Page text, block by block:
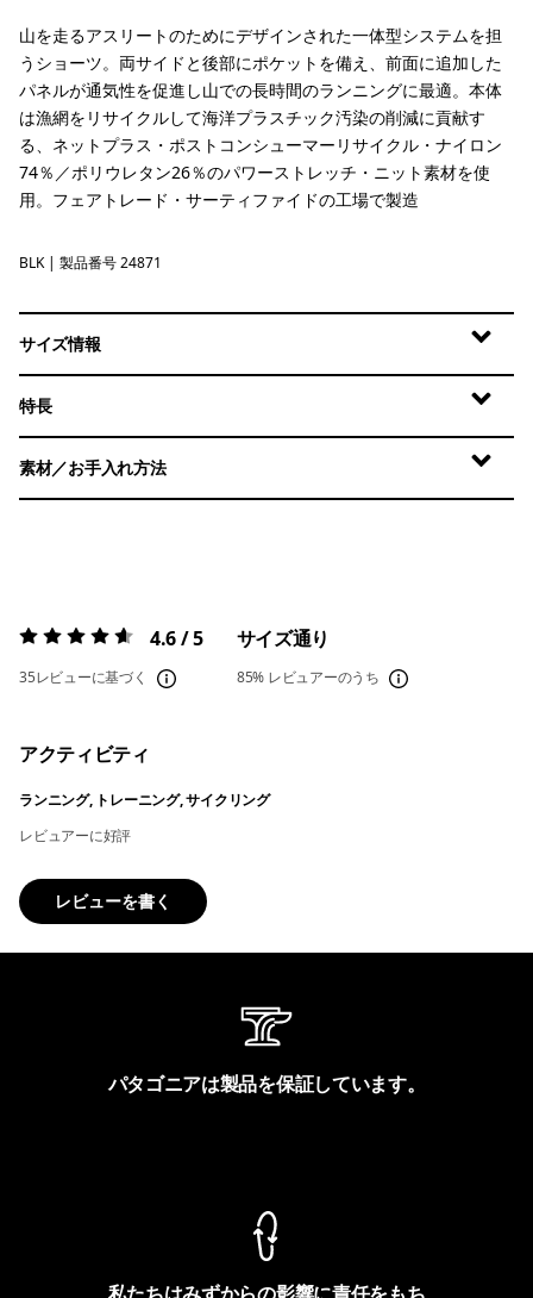
山を走るアスリートのためにデザインされた一体型システムを担
うショーツ。両サイドと後部にポケットを備え、前面に追加した
パネルが通気性を促進し山での長時間のランニングに最適。本体
は漁網をリサイクルして海洋プラスチック汚染の削減に貢献す
る、ネットプラス・ポストコンシューマーリサイクル・ナイロン
74％／ポリウレタン26％のパワーストレッチ・ニット素材を使
用。フェアトレード・サーティファイドの工場で製造
Black
BLK | 製品番号 24871
サイズ情報
特長
素材／お手入れ方法
評価:4.6 / 5 4.6 / 5
35レビューに基づく
サイズ通り
85% レビュアーのうち
アクティビティ
ランニング, トレーニング, サイクリング
レビュアーに好評
レビューを書く
パタゴニアは製品を保証しています。